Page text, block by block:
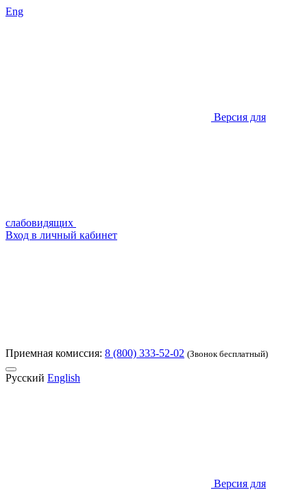
Eng
Версия для
слабовидящих
Вход в личный кабинет
Приемная комиссия: 8 (800) 333-52-02 (Звонок бесплатный)
Русский English
Версия для